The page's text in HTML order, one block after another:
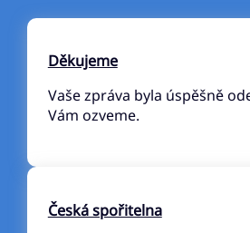
Děkujeme
Vaše zpráva byla úspěšně
Vám ozveme.
Česká spořitelna